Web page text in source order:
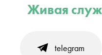
Живая
telegram